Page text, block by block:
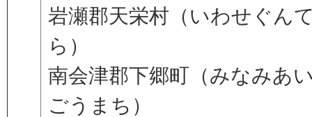
岩瀬郡天栄村（いわせぐん
ら）
南会津郡下郷町（みなみあ
ごうまち）